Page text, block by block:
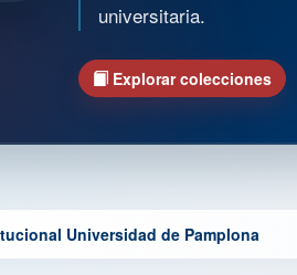
universitaria.
Explorar colecciones
Universidad de Pamplona